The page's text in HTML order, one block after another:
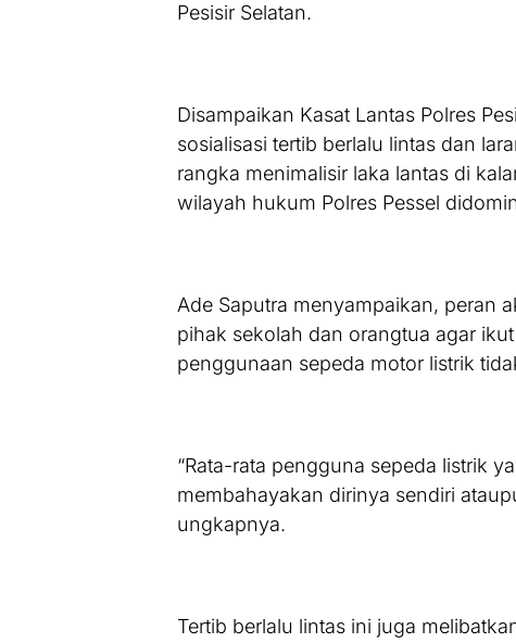
Pesisir Selatan.
Disampaikan Kasat Lantas Polres
sosialisasi tertib berlalu lintas dan
rangka menimalisir laka lantas di
wilayah hukum Polres Pessel
Ade Saputra menyampaikan, peran
pihak sekolah dan orangtua agar
penggunaan sepeda motor listrik
“Rata-rata pengguna sepeda listrik
membahayakan dirinya sendiri
ungkapnya.
Tertib berlalu lintas ini juga